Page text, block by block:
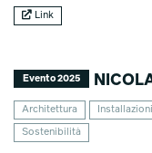
Link
Evento 2025
Architettura Installazioni
Sostenibilità